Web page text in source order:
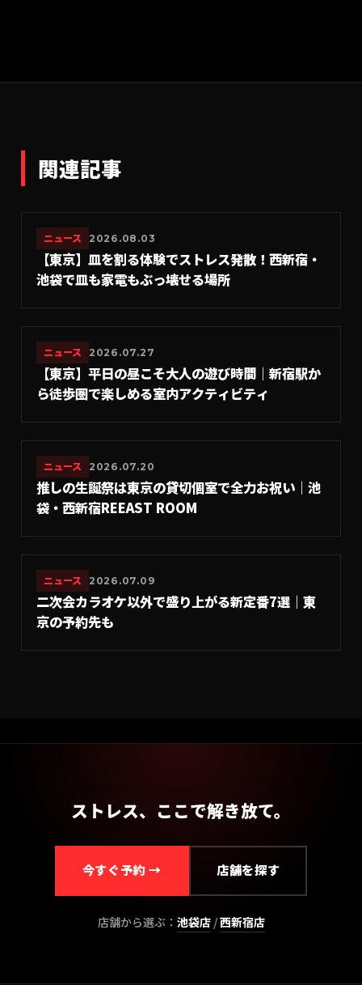
関連記事
ニュース 2026.08.03
【東京】皿を割る体験でストレス発散！西新宿・
池袋で皿も家電もぶっ壊せる場所
ニュース 2026.07.27
【東京】平日の昼こそ大人の遊び時間｜新宿駅か
ら徒歩圏で楽しめる室内アクティビティ
ニュース 2026.07.20
推しの生誕祭は東京の貸切個室で全力お祝い｜池
袋・西新宿REEAST ROOM
ニュース 2026.07.09
二次会カラオケ以外で盛り上がる新定番7選｜東
京の予約先も
ストレス、ここで解き放て。
今すぐ予約 → 店舗を探す
店舗から選ぶ： 池袋店/西新宿店